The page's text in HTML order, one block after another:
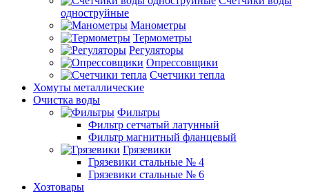
одноструйные
Манометры
Термометры
Регуляторы
Опрессовщики
Счетчики тепла
Хомуты металлические
Очистка воды
Фильтры
Фильтр сетчатый латунный
Фильтр магнитный фланцевый
Грязевики
Грязевики стальные № 4
Грязевики стальные № 6
Хозтовары